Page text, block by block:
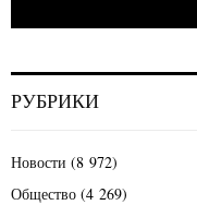
РУБРИКИ
Новости (8 972)
Общество (4 269)